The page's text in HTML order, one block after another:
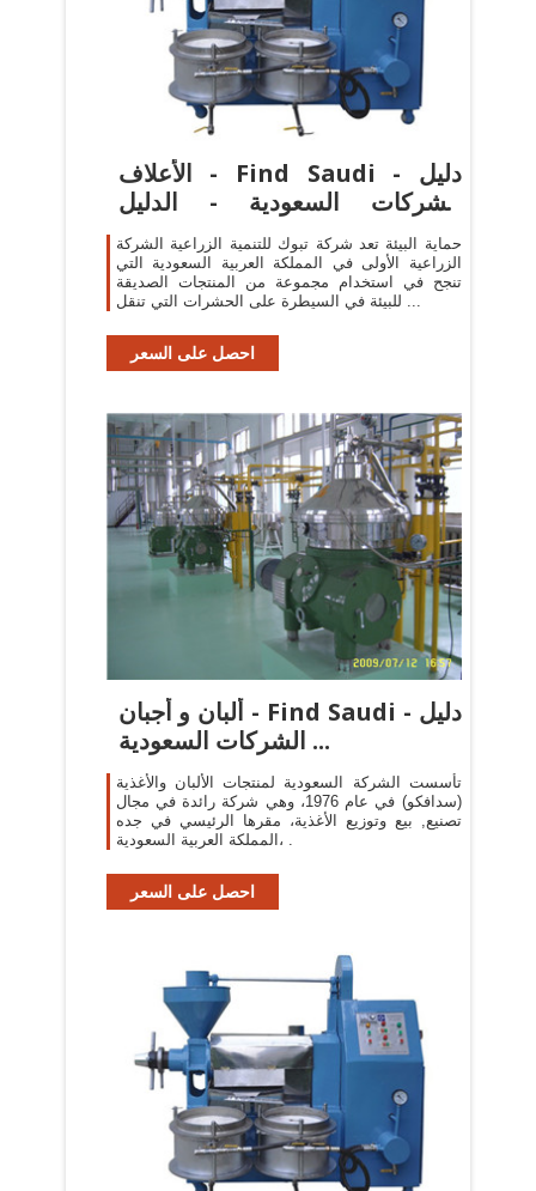
الأعلاف - Find Saudi - دليل
الشركات السعودية - الدليل
السعودي
حماية البيئة تعد شركة تبوك للتنمية الزراعية الشركة
الزراعية الأولى في المملكة العربية السعودية التي
تنجح في استخدام مجموعة من المنتجات الصديقة
للبيئة في السيطرة على الحشرات التي تنقل ...
احصل على السعر
ألبان و أجبان - Find Saudi - دليل
الشركات السعودية ...
تأسست الشركة السعودية لمنتجات الألبان والأغذية
(سدافكو) في عام 1976، وهي شركة رائدة في مجال
تصنيع, بيع وتوزيع الأغذية، مقرها الرئيسي في جده
،المملكة العربية السعودية .
احصل على السعر